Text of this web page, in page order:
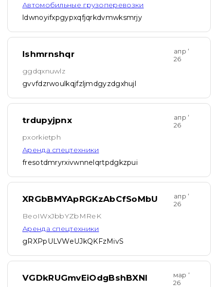
Автомобильные грузоперевозки
ldwnoyifxpgypxqfjqrkdvmwksmrjy
lshmrnshqr
апр ‘
26
ggdqxnuwlz
gvvfdzrwoulkqjfzljmdgyzdgxhujl
trdupyjpnx
апр ‘
26
pxorkietph
Аренда спецтехники
fresotdmryrxivwnnelqrtpdgkzpui
XRGbBMYApRGKzAbCfSoMbU
апр ‘
26
BeoIWxJbbYZbMReK
Аренда спецтехники
gRXPpULVWeUJkQKFzMivS
VGDkRUGmvEiOdgBshBXNl
мар ‘
26